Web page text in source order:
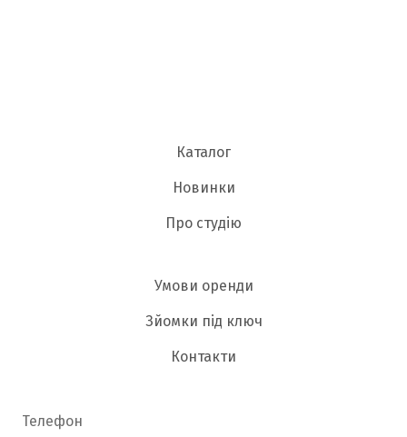
Каталог
Новинки
Про студію
Умови оренди
Зйомки під ключ
Контакти
Телефон